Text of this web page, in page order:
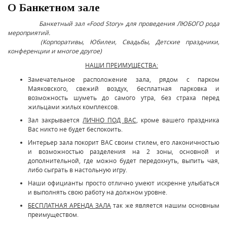
О Банкетном зале
Банкетный зал «Food Story» для проведения ЛЮБОГО рода
мероприятий.
(Корпоративы, Юбилеи, Свадьбы, Детские праздники,
конференции и многое другое)
НАШИ ПРЕИМУЩЕСТВА:
Замечательное расположение зала, рядом с парком
Маяковского, свежий воздух, бесплатная парковка и
возможность шуметь до самого утра, без страха перед
жильцами жилых комплексов.
Зал закрывается ЛИЧНО ПОД ВАС , кроме вашего праздника
Вас никто не будет беспокоить.
Интерьер зала покорит ВАС своим стилем, его лаконичностью
и возможностью разделения на 2 зоны, основной и
дополнительной, где можно будет передохнуть, выпить чая,
либо сыграть в настольную игру.
Наши официанты просто отлично умеют искренне улыбаться
и выполнять свою работу на должном уровне.
БЕСПЛАТНАЯ АРЕНДА ЗАЛА так же является нашим основным
преимуществом.